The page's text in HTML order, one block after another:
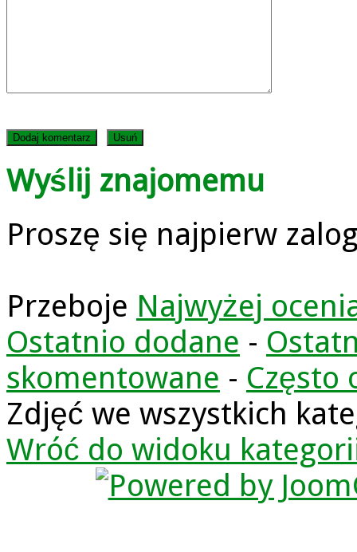
Wyślij znajomemu
Proszę się najpierw
Przeboje Najwyżej
Ostatnio dodane -
skomentowane - Często
Zdjęć we wszystkich
Wróć do widoku